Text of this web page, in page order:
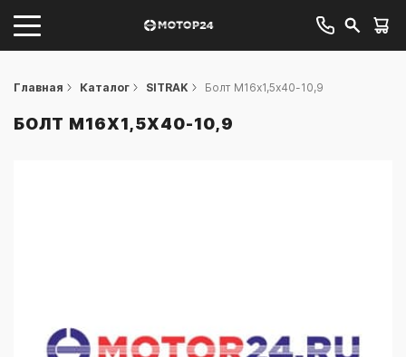
Главная Каталог SITRAK Болт M16x1,5x40-10,9
БОЛТ M16X1,5X40-10,9